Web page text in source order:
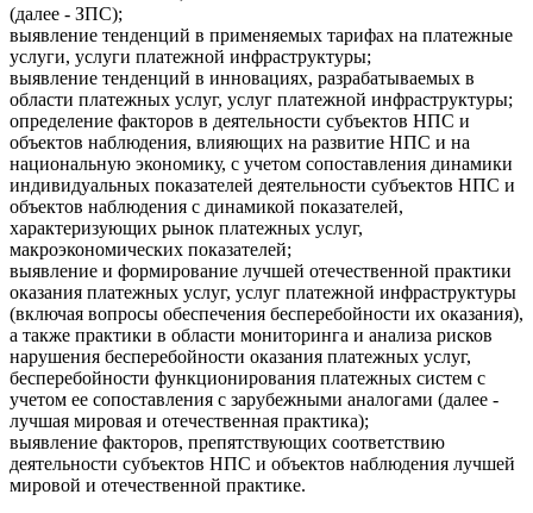
(далее - ЗПС);
выявление тенденций в применяемых тарифах на платежные
услуги, услуги платежной инфраструктуры;
выявление тенденций в инновациях, разрабатываемых в
области платежных услуг, услуг платежной инфраструктуры;
определение факторов в деятельности субъектов НПС и
объектов наблюдения, влияющих на развитие НПС и на
национальную экономику, с учетом сопоставления динамики
индивидуальных показателей деятельности субъектов НПС и
объектов наблюдения с динамикой показателей,
характеризующих рынок платежных услуг,
макроэкономических показателей;
выявление и формирование лучшей отечественной практики
оказания платежных услуг, услуг платежной инфраструктуры
(включая вопросы обеспечения бесперебойности их оказания),
а также практики в области мониторинга и анализа рисков
нарушения бесперебойности оказания платежных услуг,
бесперебойности функционирования платежных систем с
учетом ее сопоставления с зарубежными аналогами (далее -
лучшая мировая и отечественная практика);
выявление факторов, препятствующих соответствию
деятельности субъектов НПС и объектов наблюдения лучшей
мировой и отечественной практике.